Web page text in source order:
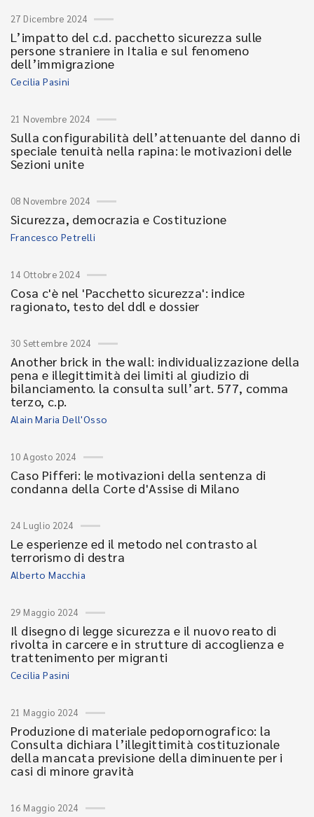
27 Dicembre 2024
L’impatto del c.d. pacchetto sicurezza sulle
persone straniere in Italia e sul fenomeno
dell’immigrazione
Cecilia Pasini
21 Novembre 2024
Sulla configurabilità dell’attenuante del danno di
speciale tenuità nella rapina: le motivazioni delle
Sezioni unite
08 Novembre 2024
Sicurezza, democrazia e Costituzione
Francesco Petrelli
14 Ottobre 2024
Cosa c'è nel 'Pacchetto sicurezza': indice
ragionato, testo del ddl e dossier
30 Settembre 2024
Another brick in the wall: individualizzazione della
pena e illegittimità dei limiti al giudizio di
bilanciamento. la consulta sull’art. 577, comma
terzo, c.p.
Alain Maria Dell'Osso
10 Agosto 2024
Caso Pifferi: le motivazioni della sentenza di
condanna della Corte d'Assise di Milano
24 Luglio 2024
Le esperienze ed il metodo nel contrasto al
terrorismo di destra
Alberto Macchia
29 Maggio 2024
Il disegno di legge sicurezza e il nuovo reato di
rivolta in carcere e in strutture di accoglienza e
trattenimento per migranti
Cecilia Pasini
21 Maggio 2024
Produzione di materiale pedopornografico: la
Consulta dichiara l’illegittimità costituzionale
della mancata previsione della diminuente per i
casi di minore gravità
16 Maggio 2024